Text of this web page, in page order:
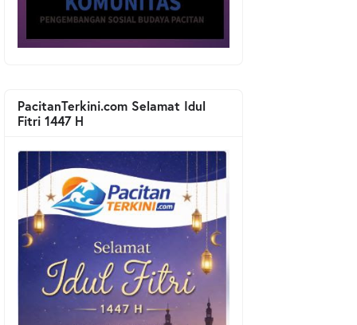
PacitanTerkini.com Selamat Idul
Fitri 1447 H